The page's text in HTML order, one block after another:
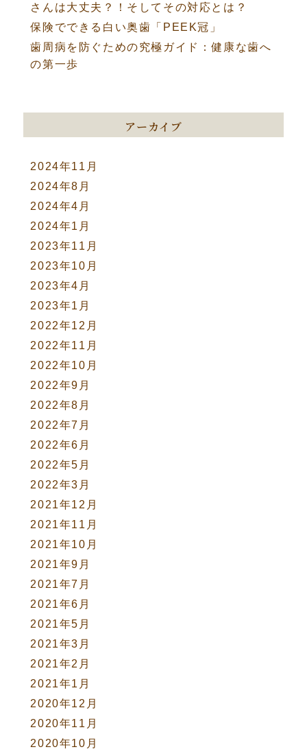
さんは大丈夫？！そしてその対応とは？
保険でできる白い奥歯「PEEK冠」
歯周病を防ぐための究極ガイド：健康な歯へ
の第一歩
アーカイブ
2024年11月
2024年8月
2024年4月
2024年1月
2023年11月
2023年10月
2023年4月
2023年1月
2022年12月
2022年11月
2022年10月
2022年9月
2022年8月
2022年7月
2022年6月
2022年5月
2022年3月
2021年12月
2021年11月
2021年10月
2021年9月
2021年7月
2021年6月
2021年5月
2021年3月
2021年2月
2021年1月
2020年12月
2020年11月
2020年10月